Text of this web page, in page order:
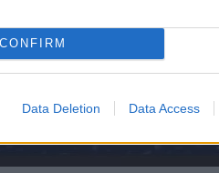
CONFIRM
Data Deletion Data Access